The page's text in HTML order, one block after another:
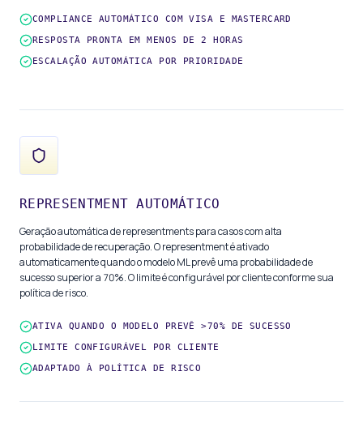
COMPLIANCE AUTOMÁTICO COM VISA E MASTERCARD
RESPOSTA PRONTA EM MENOS DE 2 HORAS
ESCALAÇÃO AUTOMÁTICA POR PRIORIDADE
REPRESENTMENT AUTOMÁTICO
Geração automática de representments para casos com alta
probabilidade de recuperação. O representment é ativado
automaticamente quando o modelo ML prevê uma probabilidade de
sucesso superior a 70%. O limite é configurável por cliente conforme sua
política de risco.
ATIVA QUANDO O MODELO PREVÊ >70% DE SUCESSO
LIMITE CONFIGURÁVEL POR CLIENTE
ADAPTADO À POLÍTICA DE RISCO